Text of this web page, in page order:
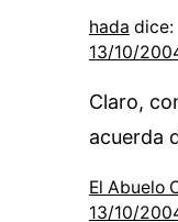
hada dice:
13/10/
Claro,
acuerda
El Abuelo
13/10/